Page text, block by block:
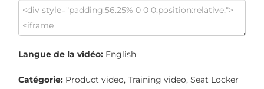
Langue de la vidéo: English
Catégorie: Product video, Training video, Seat Locker